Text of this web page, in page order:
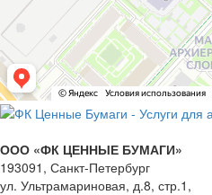
ООО «ФК ЦЕННЫЕ БУМАГИ»
193091, Санкт-Петербург
ул. Ультрамариновая, д.8, стр.1,